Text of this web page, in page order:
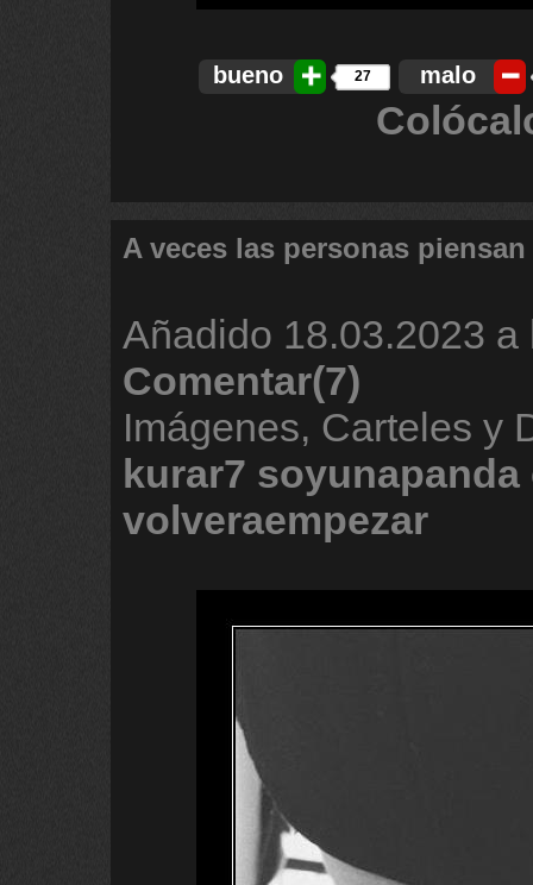
bueno 27 malo
A veces las personas
Añadido 18.03.2023 a
Comentar(7)
Imágenes, Carteles y
kurar7 soyunapanda
volveraempezar